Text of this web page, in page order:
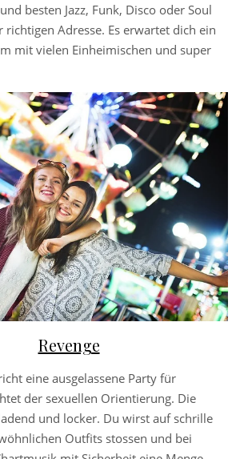
besten Jazz, Funk, Disco oder Soul
richtigen Adresse. Es erwartet dich ein
mit vielen Einheimischen und super
Revenge
eine ausgelassene Party für
der sexuellen Orientierung. Die
und locker. Du wirst auf schrille
Outfits stossen und bei